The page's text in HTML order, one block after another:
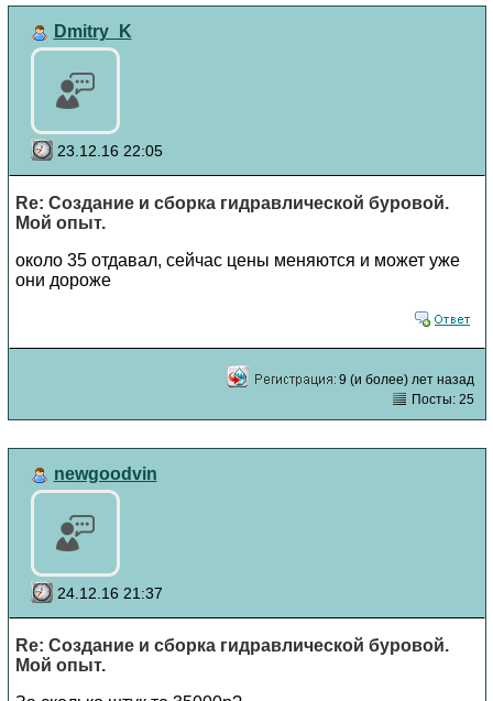
Dmitry_K
23.12.16 22:05
Re: Создание и сборка гидравлической буровой.
Мой опыт.
около 35 отдавал, сейчас цены меняются и может уже
они дороже
9 (и более) лет назад
Посты: 25
newgoodvin
24.12.16 21:37
Re: Создание и сборка гидравлической буровой.
Мой опыт.